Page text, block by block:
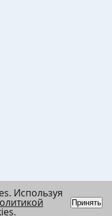
Используя
.
Принять